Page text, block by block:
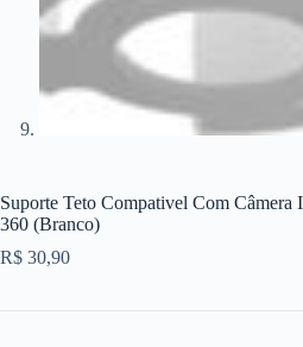
Suporte Teto Compativel Com Câmera
360 (Branco)
R$ 30,90